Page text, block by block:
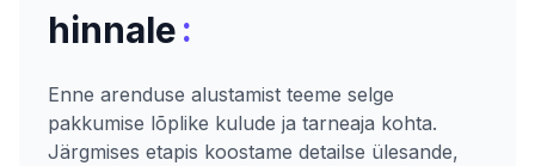
hinnale:
Enne arenduse alustamist teeme selge
pakkumise lõplike kulude ja tarneaja kohta.
Järgmises etapis koostame detailse ülesande,